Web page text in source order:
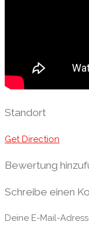
Standort
Get Direction
Bewertung
Schreibe einen
Deine E-Mail-